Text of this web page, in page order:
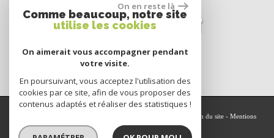
Plan du site - Mentions
légales-Nos honoraires-Partenaires -Admin-Politique RGPD
On en reste là
Comme beaucoup, notre site
utilise les cookies
On aimerait vous accompagner pendant
votre visite.
En poursuivant, vous acceptez l'utilisation des
cookies par ce site, afin de vous proposer des
contenus adaptés et réaliser des statistiques !